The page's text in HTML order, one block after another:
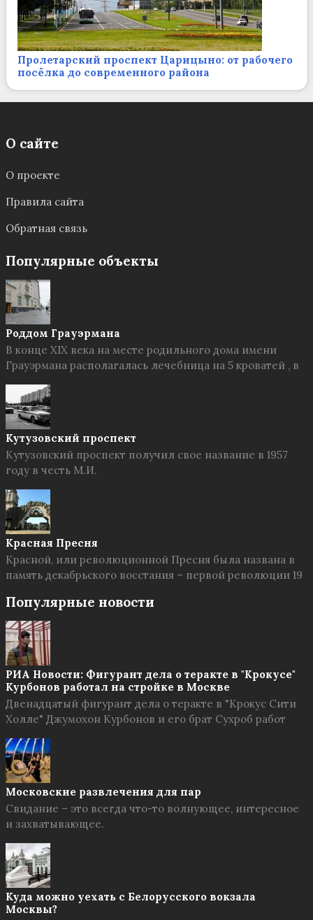
Пролетарский проспект Царицыно: от рабочего
посёлка до современного района
О сайте
О проекте
Правила сайта
Обратная связь
Популярные объекты
Роддом Грауэрмана
В конце XIX века на месте родильного дома имени
Грауэрмана располагалась лечебница на 5 кроватей , в
Кутузовский проспект
Кутузовский проспект получил свое название в 1957
году в честь М.И.
Красная Пресня
Красной, или революционной Пресня была названа в
память декабрьского восстания – первой революции 19
Популярные новости
РИА Новости: Фигурант дела о теракте в "Крокусе"
Курбонов работал на стройке в Москве
Двенадцатый фигурант дела о теракте в "Крокус Сити
Холле" Джумохон Курбонов и его брат Сухроб работ
Московские развлечения для пар
Свидание – это всегда что-то волнующее, интересное
и захватывающее.
Куда можно уехать с Белорусского вокзала
Москвы?